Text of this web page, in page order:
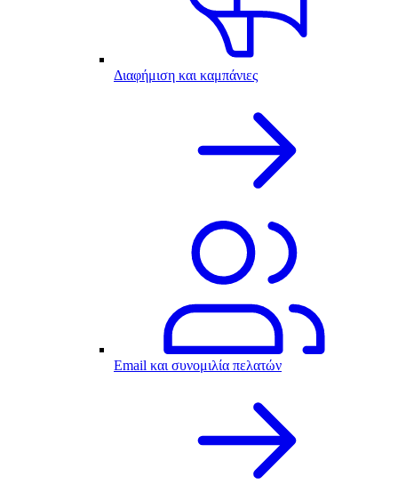
Διαφήμιση και καμπάνιες
Email και συνομιλία πελατών